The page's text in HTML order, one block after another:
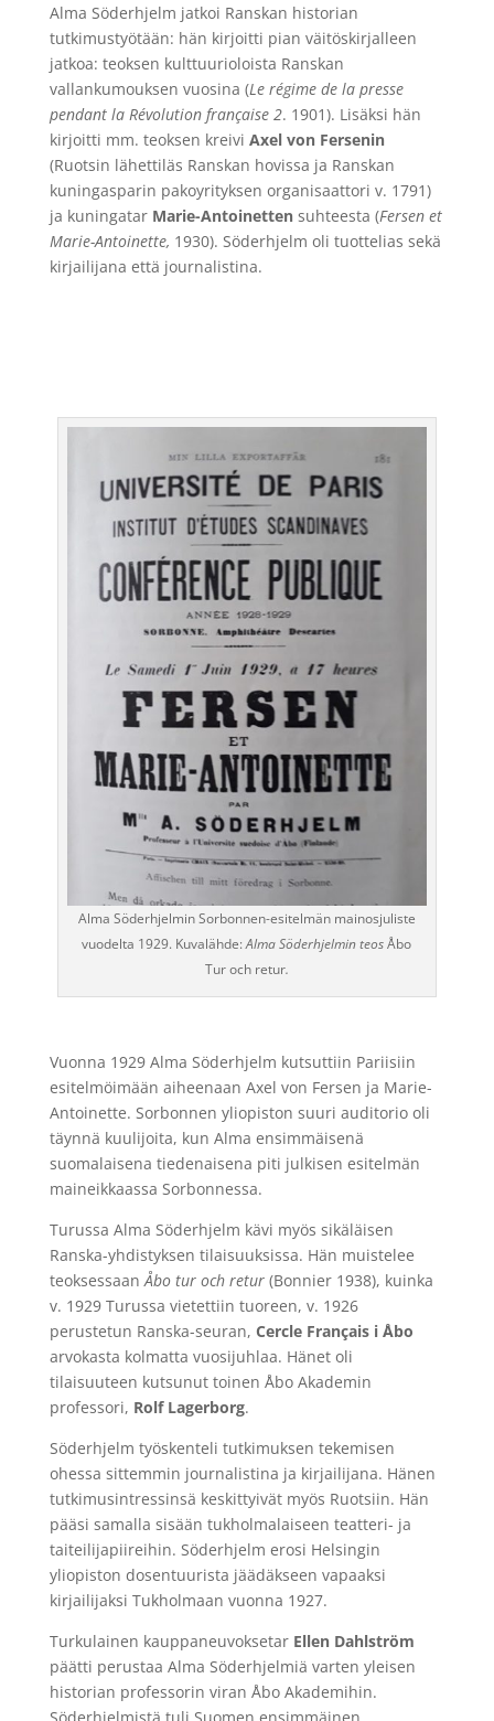
Alma Söderhjelm jatkoi Ranskan historian
tutkimustyötään: hän kirjoitti pian väitöskirjalleen
jatkoa: teoksen kulttuurioloista Ranskan
vallankumouksen vuosina (Le régime de la presse
pendant la Révolution française 2. 1901). Lisäksi hän
kirjoitti mm. teoksen kreivi Axel von Fersenin
(Ruotsin lähettiläs Ranskan hovissa ja Ranskan
kuningasparin pakoyrityksen organisaattori v. 1791)
ja kuningatar Marie-Antoinetten suhteesta (Fersen et
Marie-Antoinette, 1930). Söderhjelm oli tuottelias sekä
kirjailijana että journalistina.
Alma Söderhjelmin Sorbonnen-esitelmän mainosjuliste
vuodelta 1929. Kuvalähde:Alma Söderhjelmin teosÅbo
Tur och retur.
Vuonna 1929 Alma Söderhjelm kutsuttiin Pariisiin
esitelmöimään aiheenaan Axel von Fersen ja Marie-
Antoinette. Sorbonnen yliopiston suuri auditorio oli
täynnä kuulijoita, kun Alma ensimmäisenä
suomalaisena tiedenaisena piti julkisen esitelmän
maineikkaassa Sorbonnessa.
Turussa Alma Söderhjelm kävi myös sikäläisen
Ranska-yhdistyksen tilaisuuksissa. Hän muistelee
teoksessaanÅbo tur och retur (Bonnier 1938), kuinka
v. 1929 Turussa vietettiin tuoreen, v. 1926
perustetun Ranska-seuran, Cercle Français i Åbo
arvokasta kolmatta vuosijuhlaa. Hänet oli
tilaisuuteen kutsunut toinen Åbo Akademin
professori, Rolf Lagerborg.
Söderhjelm työskenteli tutkimuksen tekemisen
ohessa sittemmin journalistina ja kirjailijana. Hänen
tutkimusintressinsä keskittyivät myös Ruotsiin. Hän
pääsi samalla sisään tukholmalaiseen teatteri- ja
taiteilijapiireihin. Söderhjelm erosi Helsingin
yliopiston dosentuurista jäädäkseen vapaaksi
kirjailijaksi Tukholmaan vuonna 1927.
Turkulainen kauppaneuvoksetar Ellen Dahlström
päätti perustaa Alma Söderhjelmiä varten yleisen
historian professorin viran Åbo Akademihin.